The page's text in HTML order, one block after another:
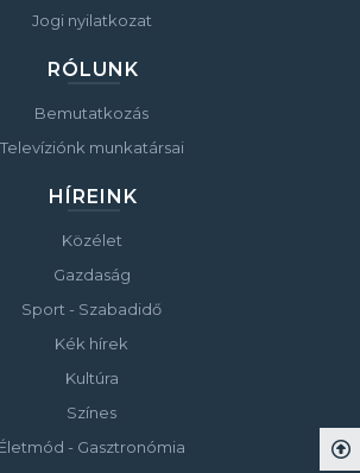
Jogi nyilatkozat
RÓLUNK
Bemutatkozás
Televíziónk munkatársai
HÍREINK
Közélet
Gazdaság
Sport - Szabadidő
Kék hírek
Kultúra
Színes
Életmód - Gasztronómia